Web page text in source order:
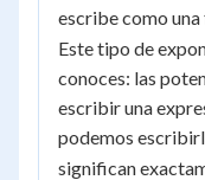
escribe como
Este tipo de
conoces: las
escribir una
podemos
significan